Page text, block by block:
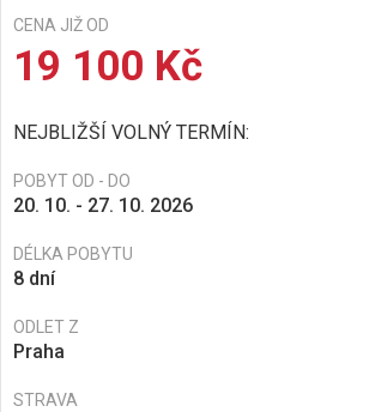
CENA JIŽ OD
19 100 Kč
NEJBLIŽŠÍ VOLNÝ TERMÍN:
POBYT OD - DO
20. 10. - 27. 10. 2026
DÉLKA POBYTU
8 dní
ODLET Z
Praha
STRAVA